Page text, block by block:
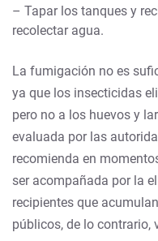
– Tapar los tanques y
recolectar agua.
La fumigación no es
ya que los insecticidas
pero no a los huevos y
evaluada por las
recomienda en
ser acompañada por la
recipientes que
públicos, de lo contrario,